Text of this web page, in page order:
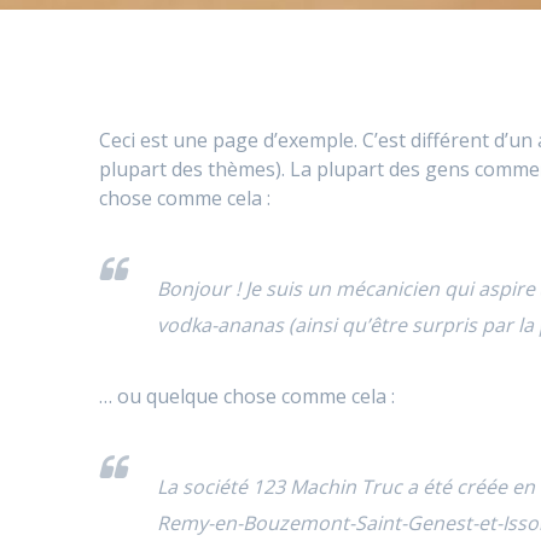
Ceci est une page d’exemple. C’est différent
plupart des thèmes). La plupart des gens
chose comme cela :
Bonjour ! Je suis un mécanicien qui
vodka-ananas (ainsi qu’être surpris par
… ou quelque chose comme cela :
La société 123 Machin Truc a été créée
Remy-en-Bouzemont-Saint-Genest-et-